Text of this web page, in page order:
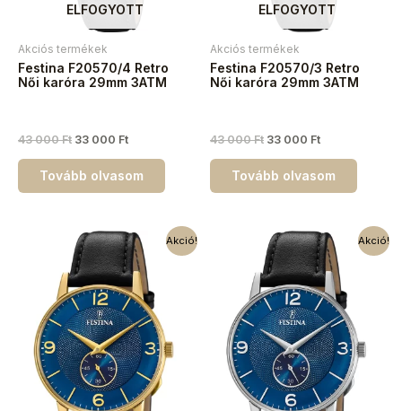
ELFOGYOTT
Akciós termékek
Festina F20570/4 Retro
Női karóra 29mm 3ATM
43 000Ft 33 000 Ft
Tovább olvasom
ELFOGYOTT
Akciós termékek
Festina F20570/3 Retro
Női karóra 29mm 3ATM
43 000Ft 33 000 Ft
Tovább olvasom
Akció! Akció!